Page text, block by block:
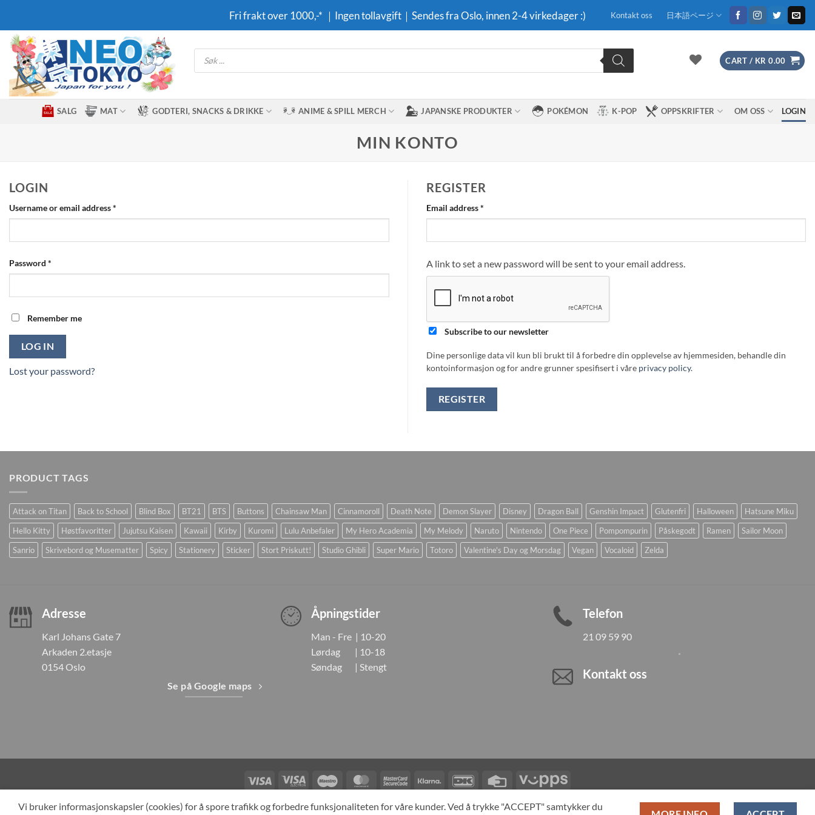
content
Fri frakt over 1000,-* ｜Ingen tollavgift｜Sendes fra Oslo, innen 2-4 virkedager :) Kontakt oss 日本語ページ
Products
search
CART / KR 0.00
SALG MAT GODTERI, SNACKS & DRIKKE ANIME & SPILL MERCH JAPANSKE PRODUKTER POKÉMON K-POP OPPSKRIFTER OM OSS LOGIN
MIN KONTO
LOGIN
Username or email address*
Password *
Remember me
LOG IN
Lost your password?
REGISTER
Email address*
A link to set a new password will be sent to your email address.
Subscribe to our newsletter
Dine personlige data vil kun bli brukt til å forbedre din opplevelse av hjemmesiden, behandle din
kontoinformasjon og for andre grunner spesifisert i våre privacy policy.
REGISTER
PRODUCT TAGS
Attack on Titan Back to School Blind Box BT21 BTS Buttons Chainsaw Man Cinnamoroll Death Note Demon Slayer Disney Dragon Ball Genshin Impact Glutenfri Halloween
Hatsune Miku
Hello Kitty
Høstfavoritter Jujutsu Kaisen Kawaii Kirby Kuromi Lulu Anbefaler My Hero Academia My Melody Naruto Nintendo One Piece Pompompurin Påskegodt Ramen
Sailor Moon
Sanrio
Skrivebord og Musematter Spicy Stationery Sticker Stort Priskutt! Studio Ghibli Super Mario Totoro Valentine's Day og Morsdag Vegan Vocaloid Zelda
Adresse
Karl Johans Gate 7
Arkaden 2.etasje
0154 Oslo
Se på Google maps
Åpningstider
Man - Fre | 10-20
Lørdag | 10-18
Søndag | Stengt
Telefon
21 09 59 90
Kontakt oss
Visa
Visa
Electron
Maestro MasterCardMasterCard
2
Klarna DanKort
Credit
Card
Vipps
TILBAKEKALLINGER KONTAKT OSS OM OSS SPESIALBESTILLING MIN KONTO ALL PRODUCTS
Vi bruker informasjonskapsler (cookies) for å spore trafikk og forbedre funksjonaliteten for våre kunder. Ved å trykke "ACCEPT" samtykker du